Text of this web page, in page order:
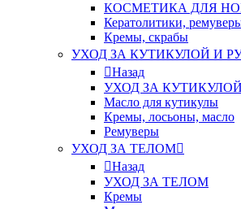
КОСМЕТИКА ДЛЯ
Кератолитики,
Кремы, скрабы
УХОД ЗА КУТИКУЛОЙ И
Назад
УХОД ЗА
Масло для кутикулы
Кремы, лосьоны, масло
Ремуверы
УХОД ЗА ТЕЛОМ
Назад
УХОД ЗА ТЕЛОМ
Кремы